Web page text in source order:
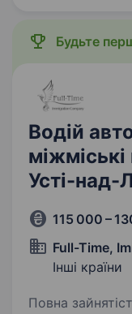
Будьте
Водій
Усті-над-
115 000 –
Full-Time,
Інші країни
Повна